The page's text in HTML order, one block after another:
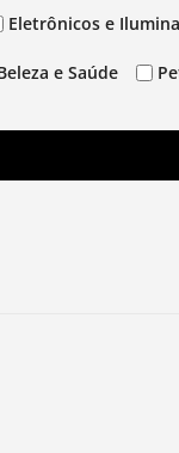
Eletrônicos e
e Saúde